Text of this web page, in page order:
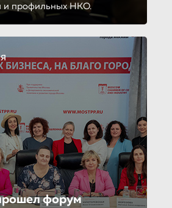
и профильных НКО.
форум